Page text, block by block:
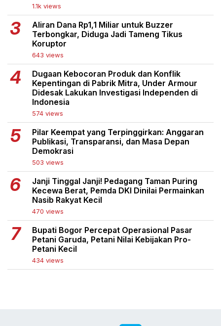
1.1k views
Aliran Dana Rp1,1 Miliar untuk Buzzer
Terbongkar, Diduga Jadi Tameng Tikus
Koruptor
643 views
Dugaan Kebocoran Produk dan Konflik
Kepentingan di Pabrik Mitra, Under Armour
Didesak Lakukan Investigasi Independen di
Indonesia
574 views
Pilar Keempat yang Terpinggirkan: Anggaran
Publikasi, Transparansi, dan Masa Depan
Demokrasi
503 views
Janji Tinggal Janji! Pedagang Taman Puring
Kecewa Berat, Pemda DKI Dinilai Permainkan
Nasib Rakyat Kecil
470 views
Bupati Bogor Percepat Operasional Pasar
Petani Garuda, Petani Nilai Kebijakan Pro-
Petani Kecil
434 views